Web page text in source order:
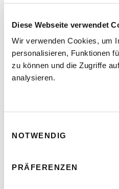
Diese Webseite verwendet
Wir verwenden Cookies, um
personalisieren, Funktionen
zu können und die Zugriffe
analysieren.
NOTWENDIG
PRÄFERENZEN